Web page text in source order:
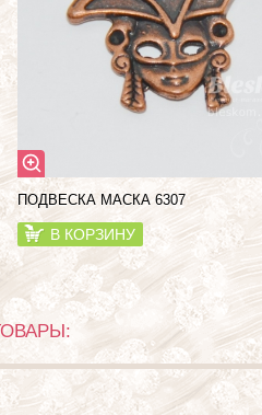
ПОДВЕСКА МАСКА 6307
В КОРЗИНУ